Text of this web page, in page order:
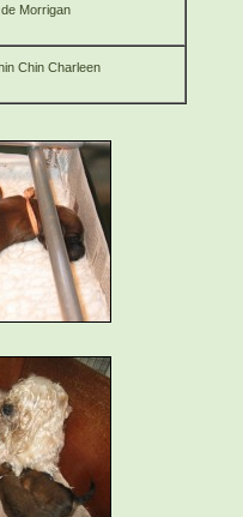
Morrigan
Chin Charleen